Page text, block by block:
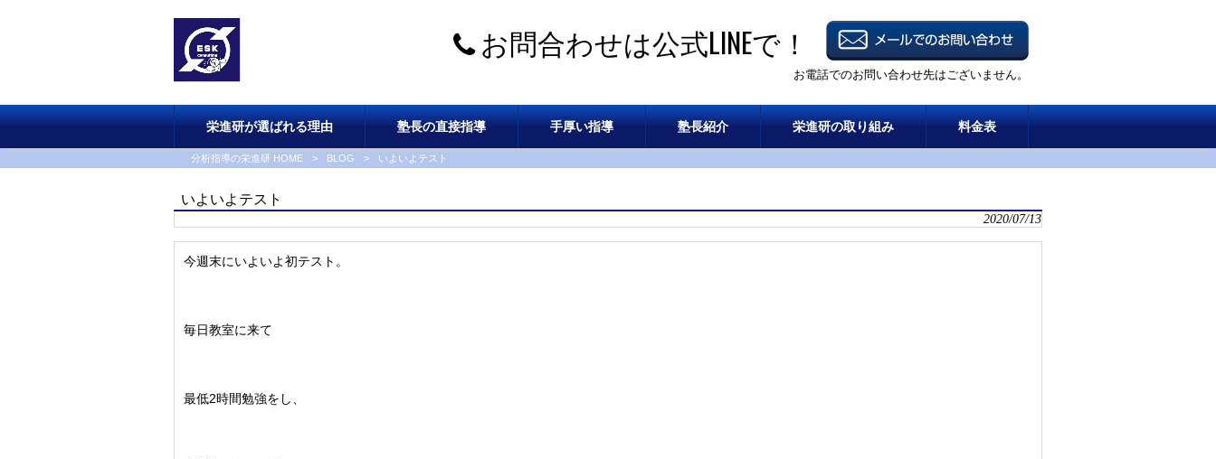
お問合わせは公式LINEで！
お電話でのお問い合わせ先はございません。
栄進研が選ばれる理由 塾長の直接指導 手厚い指導 塾長紹介 栄進研の取り組み 料金表
分析指導の栄進研 HOME > BLOG > いよいよテスト
いよいよテスト
2020/07/13
今週末にいよいよ初テスト。
毎日教室に来て
最低2時間勉強をし、